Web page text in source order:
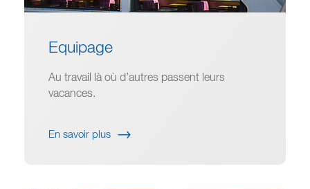
Equipage
Au travail là où d’autres passent leurs
vacances.
En savoir plus